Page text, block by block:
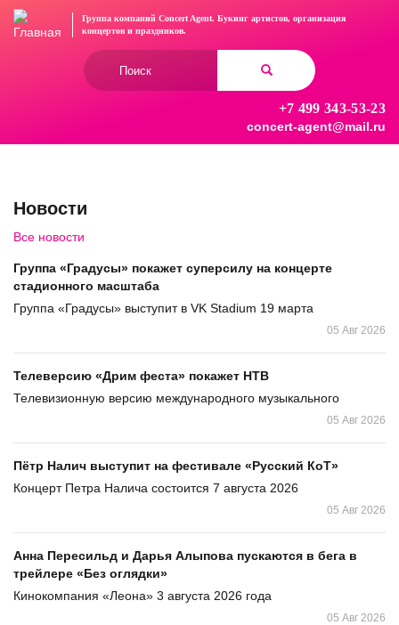
Перейти
Группа компаний Concert Agent. Букинг артистов, организация
концертови праздников.
+7 499 343-53-23
concert-agent@mail.ru
Новости
Все новости
Группа «Градусы» покажет суперсилу на концерте
стадионного масштаба
Группа «Градусы» выступит в VK Stadium 19 марта
05 Авг 2026
Телеверсию «Дрим феста» покажет НТВ
Телевизионную версию международного музыкального
05 Авг 2026
Пётр Налич выступит на фестивале «Русский КоТ»
Концерт Петра Налича состоится 7 августа 2026
05 Авг 2026
Анна Пересильд и Дарья Алыпова пускаются в бега в
трейлере «Без оглядки»
Кинокомпания «Леона» 3 августа 2026 года
05 Авг 2026